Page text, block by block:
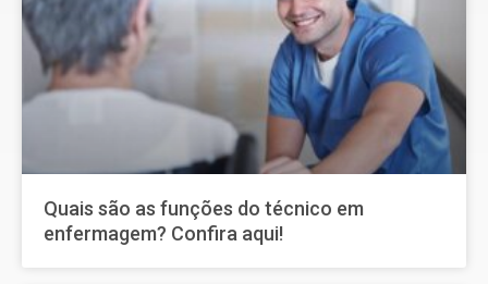
Quais são as funções do técnico em
enfermagem? Confira aqui!